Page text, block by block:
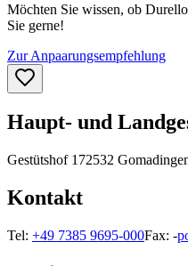
Möchten Sie wissen, ob Durello
Sie gerne!
Zur Anpaarungsempfehlung
Haupt- und
Gestütshof 1 72532
Kontakt
Tel: +49 7385 9695-000Fax: -